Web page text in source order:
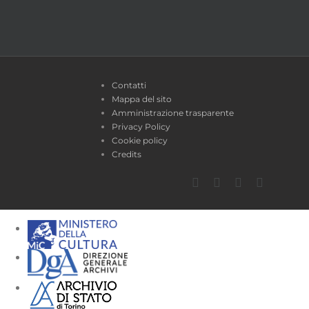
Contatti
Mappa del sito
Amministrazione trasparente
Privacy Policy
Cookie policy
Credits
Facebook
TwitterYouTube